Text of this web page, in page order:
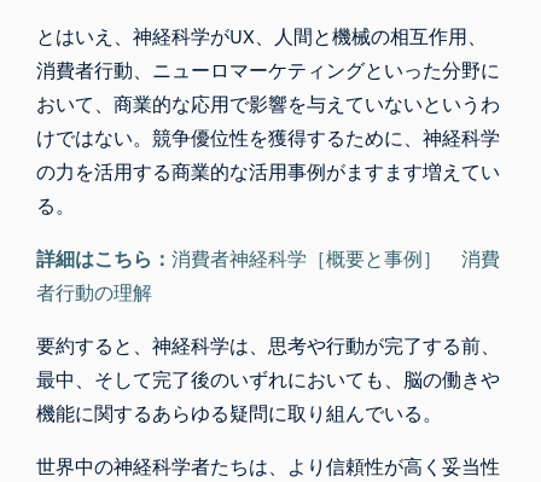
とはいえ 、神経科学がUX、人間と機械の相互作用、
消費者行動、 ニューロマーケティングといった分野に
おいて 、商業的な応用で影響を与えていないというわ
けではない。競争優位性を獲得するために、神経科学
の力を活用する商業的な活用事例がますます増えてい
る。
詳細はこちら：消費者神経科学［概要と事例］ 消費
者行動の理解
要約すると、神経科学は、思考や行動が完了する前、
最中、そして完了後のいずれにおいても、脳の働きや
機能に関するあらゆる疑問に取り組んでいる。
世界中の神経科学者たちは、より信頼性が高く妥当性